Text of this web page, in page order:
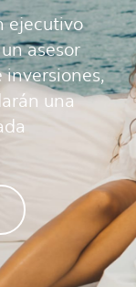
ejecutivo
asesor
inversiones,
una